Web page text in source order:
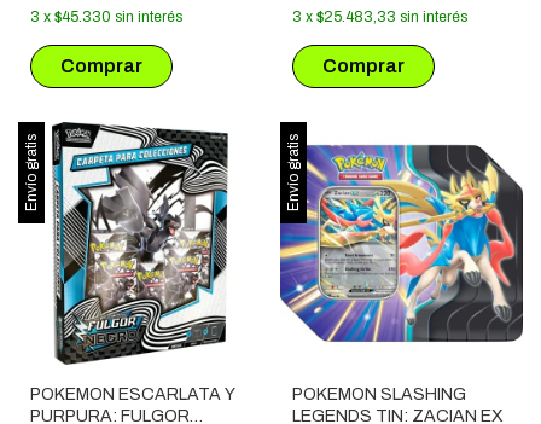
3 x $45.330 sin interés
3 x $25.483,33 sin interés
Envío gratis
POKEMON ESCARLATA Y
PURPURA: FULGOR
Envío gratis
POKEMON SLASHING
LEGENDS TIN: ZACIAN EX